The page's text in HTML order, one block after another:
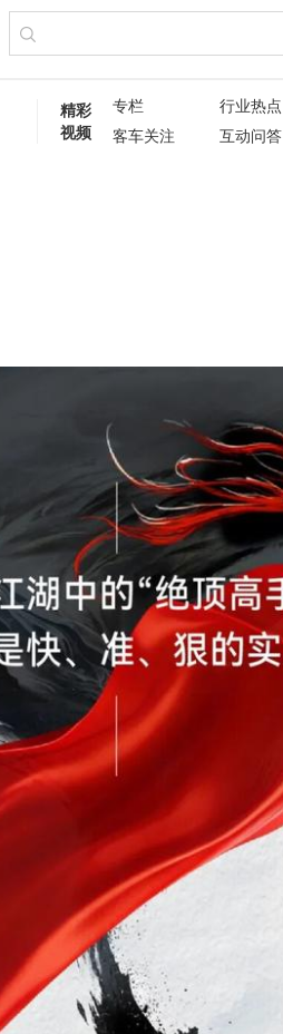
精彩
视频
专栏 行业热点
客车关注
互动问答